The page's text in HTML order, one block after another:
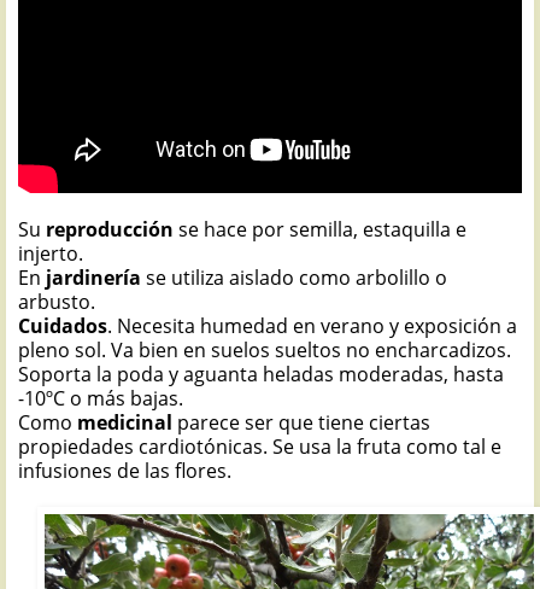
Su reproducción se hace por semilla, estaquilla e
injerto.
En jardinería se utiliza aislado como arbolillo o
arbusto.
Cuidados. Necesita humedad en verano y exposición a
pleno sol. Va bien en suelos sueltos no encharcadizos.
Soporta la poda y aguanta heladas moderadas, hasta
-10ºC o más bajas.
Como medicinal parece ser que tiene ciertas
propiedades cardiotónicas. Se usa la fruta como tal e
infusiones de las flores.